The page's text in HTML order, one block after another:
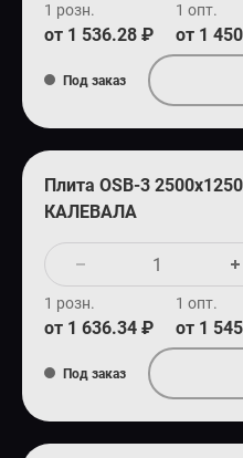
1 розн.
от 1 536.28 ₽
1 опт.
от 1
Под заказ
Плита OSB-3
КАЛЕВАЛА
1 розн.
от 1 636.34 ₽
1 опт.
от 1
Под заказ